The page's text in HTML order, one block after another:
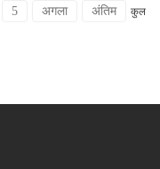
5 अगला अंतिम
कुल